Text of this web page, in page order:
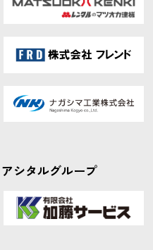
アシタルグループ